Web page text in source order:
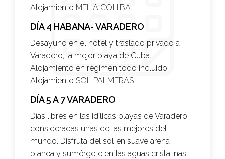
Alojamiento MELIA COHIBA
DÍA 4 HABANA- VARADERO
Desayuno en el hotel y traslado privado a
Varadero, la mejor playa de Cuba.
Alojamiento en régimen todo incluido.
Alojamiento SOL PALMERAS
DÍA 5 A 7 VARADERO
Días libres en las idílicas playas de Varadero,
consideradas unas de las mejores del
mundo. Disfruta del sol en suave arena
blanca y sumérgete en las aguas cristalinas